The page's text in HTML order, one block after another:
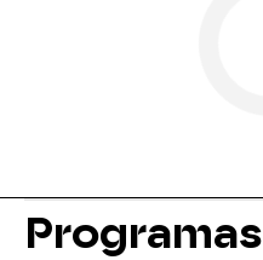
Programas